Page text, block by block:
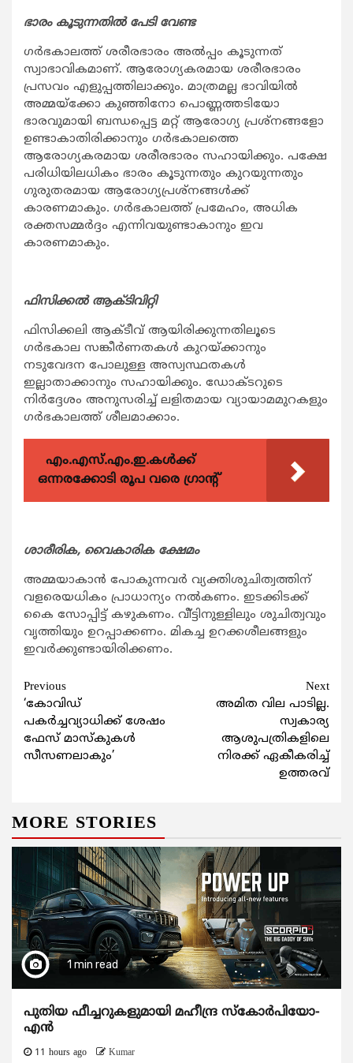
ഭാരം കൂടുന്നതില്‍ പേടി വേണ്ട
ഗര്‍ഭകാലത്ത് ശരീരഭാരം അല്‍പ്പം കൂടുന്നത്
സ്വാഭാവികമാണ്. ആരോഗ്യകരമായ ശരീരഭാരം
പ്രസവം എളുപ്പത്തിലാക്കും. മാത്രമല്ല ഭാവിയില്‍
അമ്മയ്‌ക്കോ കുഞ്ഞിനോ പൊണ്ണത്തടിയോ
ഭാരവുമായി ബന്ധപ്പെട്ട മറ്റ് ആരോഗ്യ പ്രശ്‌നങ്ങളോ
ഉണ്ടാകാതിരിക്കാനും ഗര്‍ഭകാലത്തെ
ആരോഗ്യകരമായ ശരീരഭാരം സഹായിക്കും. പക്ഷേ
പരിധിയിലധികം ഭാരം കൂടുന്നതും കുറയുന്നതും
ഗുരുതരമായ ആരോഗ്യപ്രശ്‌നങ്ങള്‍ക്ക്
കാരണമാകും. ഗര്‍ഭകാലത്ത് പ്രമേഹം, അധിക
രക്തസമ്മര്‍ദ്ദം എന്നിവയുണ്ടാകാനും ഇവ
കാരണമാകും.
ഫിസിക്കല്‍ ആക്ടിവിറ്റി
ഫിസിക്കലി ആക്ടീവ് ആയിരിക്കുന്നതിലൂടെ
ഗര്‍ഭകാല സങ്കീര്‍ണതകള്‍ കുറയ്ക്കാനും
നടുവേദന പോലുള്ള അസ്വസ്ഥതകള്‍
ഇല്ലാതാക്കാനും സഹായിക്കും. ഡോക്ടറുടെ
നിര്‍ദ്ദേശം അനുസരിച്ച് ലളിതമായ വ്യായാമമുറകളും
ഗര്‍ഭകാലത്ത് ശീലമാക്കാം.
എം.എസ്.എം.ഇ.കൾക്ക്
ഒന്നരക്കോടി രൂപ വരെ ഗ്രാന്റ്
ശാരീരിക, വൈകാരിക ക്ഷേമം
അമ്മയാകാന്‍ പോകുന്നവര്‍ വ്യക്തിശുചിത്വത്തിന്
വളരെയധികം പ്രാധാന്യം നല്‍കണം. ഇടക്കിടക്ക്
കൈ സോപ്പിട്ട് കഴുകണം. വീ്ട്ടിനുള്ളിലും ശുചിത്വവും
വൃത്തിയും ഉറപ്പാക്കണം. മികച്ച ഉറക്കശീലങ്ങളും
ഇവര്‍ക്കുണ്ടായിരിക്കണം.
Continue
Reading
Previous
‘കോവിഡ്
പകര്‍ച്ചവ്യാധിക്ക് ശേഷം
ഫേസ് മാസ്‌കുകള്‍
സീസണലാകും’
Next
അമിത വില പാടില്ല.
സ്വകാര്യ
ആശുപത്രികളിലെ
നിരക്ക് ഏകീകരിച്ച്
ഉത്തരവ്
MORE STORIES
1 min read
പുതിയ ഫീച്ചറുകളുമായി മഹീന്ദ്ര സ്കോർപിയോ-
എൻ
11 hours ago Kumar